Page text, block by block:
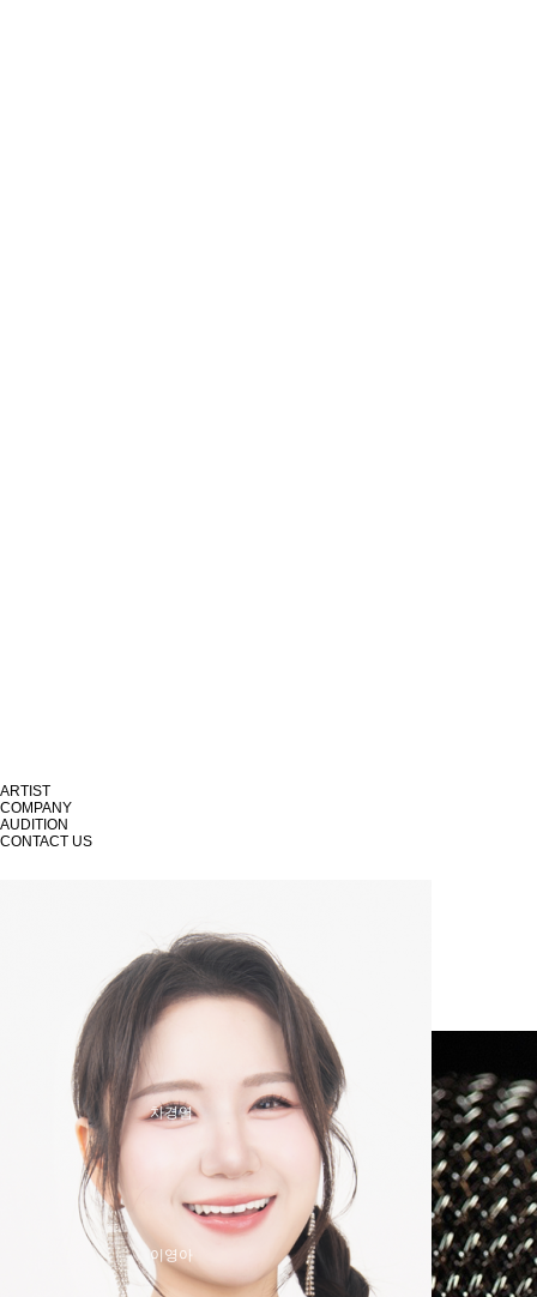
ARTIST
COMPANY
AUDITION
CONTACT US
MAMA Entertainment
엔터테인먼트 전문가들과 배우가 함께 성장해나가는 곳
이영아
차경엽